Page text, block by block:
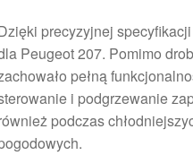
precyzyjnej
Peugeot 207. Pomimo
pełną
i podgrzewanie
podczas